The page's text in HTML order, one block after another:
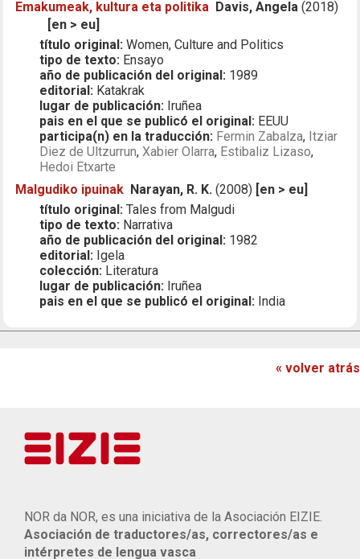
Emakumeak, kultura eta politika Davis, Angela (2018)
[en > eu]
título original: Women, Culture and Politics
tipo de texto: Ensayo
año de publicación del original: 1989
editorial: Katakrak
lugar de publicación: Iruñea
pais en el que se publicó el original: EEUU
participa(n) en la traducción: Fermin Zabalza, Itziar
Diez de Ultzurrun, Xabier Olarra, Estibaliz Lizaso,
Hedoi Etxarte
Malgudiko ipuinak Narayan, R. K. (2008) [en > eu]
título original: Tales from Malgudi
tipo de texto: Narrativa
año de publicación del original: 1982
editorial: Igela
colección: Literatura
lugar de publicación: Iruñea
pais en el que se publicó el original: India
« volver atrás
NOR da NOR, es una iniciativa de la Asociación EIZIE.
Asociación de traductores/as, correctores/as e
intérpretes de lengua vasca